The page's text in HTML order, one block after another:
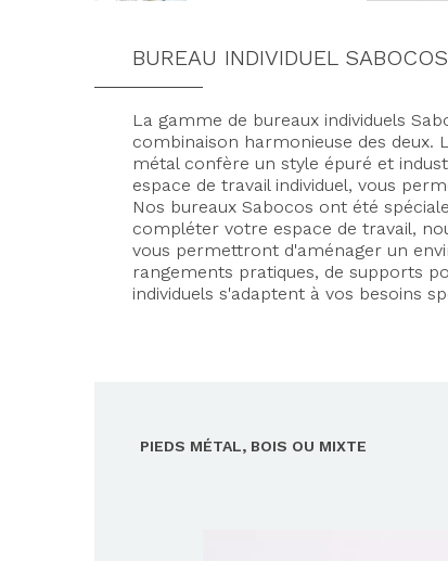
BUREAU INDIVIDUEL
La gamme de bureaux individuels
combinaison harmonieuse des deux.
métal confère un style épuré et
espace de travail individuel, vous
Nos bureaux Sabocos ont été
compléter votre espace de travail,
vous permettront d'aménager un
rangements pratiques, de supports
individuels s'adaptent à vos besoins
PIEDS MÉTAL, BOIS OU MIXTE